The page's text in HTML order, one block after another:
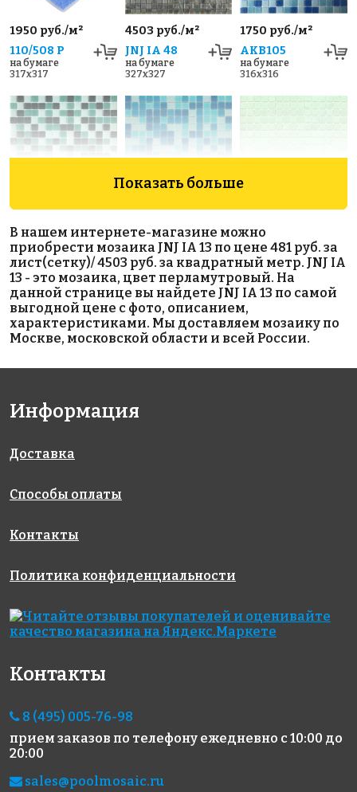
1950 руб./м²
110/508 P
на бумаге
317x317
4503 руб./м²
JNJ IA 48
на бумаге
327x327
1750 руб./м²
AKB105
на бумаге
316x316
AKB111
на бумаге
316x316
AKB100
на бумаге
327x327
AKB094
на бумаге
327x327
4503 руб./м²
327x327
1990 руб./м²
AKB099
на бумаге
316x316
AKB070
на бумаге
327x327
JNJ IA 16
на бумаге
327x327
1550 руб./м² 1972 руб./м²
Показать больше
В нашем интернете-магазине можно
приобрести мозаика JNJ IA 13 по цене 481 руб. за
лист(сетку)/ 4503 руб. за квадратный метр. JNJ IA
13 - это мозаика, цвет перламутровый. На
данной странице вы найдете JNJ IA 13 по самой
выгодной цене с фото, описанием,
характеристиками. Мы доставляем мозаику по
Москве, московской области и всей России.
Информация
Доставка
Способы оплаты
Контакты
Политика конфиденциальности
Контакты
8 (495) 005-76-98
прием заказов по телефону ежедневно с 10:00 до
20:00
sales@poolmosaic.ru